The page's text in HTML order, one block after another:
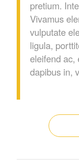
pretium.
Vivamus
vulputate
ligula,
eleifend ac,
dapibus in,